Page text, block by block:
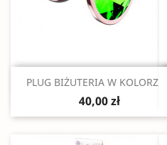
Szybki podgląd
PLUG BIŻUTERIA W KOLORZE...
40,00 zł